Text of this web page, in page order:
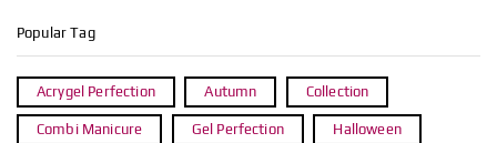
Popular Tag
Acrygel Perfection Autumn Collection
Combi Manicure Gel Perfection Halloween